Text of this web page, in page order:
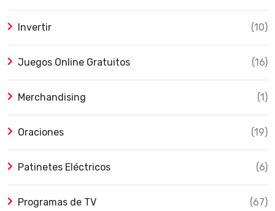
Invertir (10)
Juegos Online Gratuitos (16)
Merchandising (1)
Oraciones (19)
Patinetes Eléctricos (6)
Programas de TV (67)